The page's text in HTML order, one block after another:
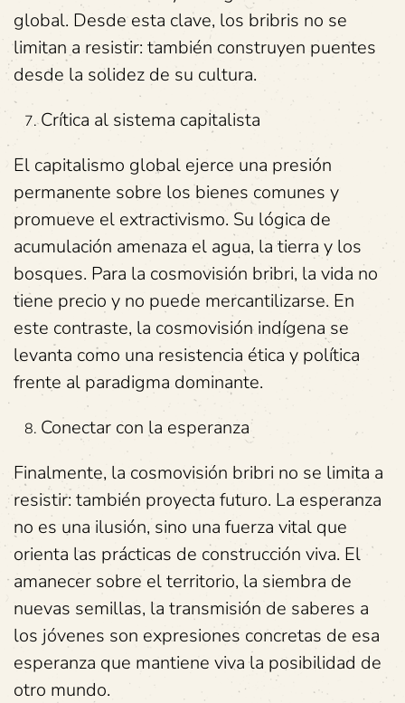
global. Desde esta clave, los bribris no se
limitan a resistir: también construyen puentes
desde la solidez de su cultura.
Crítica al sistema capitalista
El capitalismo global ejerce una presión
permanente sobre los bienes comunes y
promueve el extractivismo. Su lógica de
acumulación amenaza el agua, la tierra y los
bosques. Para la cosmovisión bribri, la vida no
tiene precio y no puede mercantilizarse. En
este contraste, la cosmovisión indígena se
levanta como una resistencia ética y política
frente al paradigma dominante.
Conectar con la esperanza
Finalmente, la cosmovisión bribri no se limita a
resistir: también proyecta futuro. La esperanza
no es una ilusión, sino una fuerza vital que
orienta las prácticas de construcción viva. El
amanecer sobre el territorio, la siembra de
nuevas semillas, la transmisión de saberes a
los jóvenes son expresiones concretas de esa
esperanza que mantiene viva la posibilidad de
otro mundo.